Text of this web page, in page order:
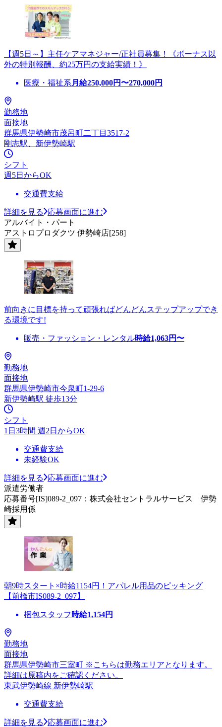
【週5日～】主任ケアマネジャー/正社員募集！《ボーナス以
外の特別報酬、約25万円の支給実績！》
医療・福祉系 月給250,000円〜270,000円
勤務地
面接地
群馬県伊勢崎市茂呂町二丁目3517-2
剛志駅、新伊勢崎駅
シフト
週5日からOK
交通費支給
詳細を見る
応募画面に進む
アルバイト・パート
アストロプロダクツ 伊勢崎店[258]
前向きに目標を持って頑張ればどんどんステップアップでき
る環境です!
販売・ファッション・レンタル時給1,063円〜
勤務地
面接地
群馬県伊勢崎市今泉町1-29-6
新伊勢崎駅 徒歩13分
シフト
1日3時間 週2日からOK
交通費支給
未経験OK
詳細を見る
応募画面に進む
派遣労働者
応募番号[IS]089-2_097：株式会社セントラルサービス 伊勢
崎採用係
朝9時スタート×時給1154円！アパレル用品のピッキング
【前橋市IS089-2_097】
梱包スタッフ 時給1,154円
勤務地
面接地
群馬県伊勢崎市三室町 ※こちらは勤務エリアとなります。
詳細は原稿内をご確認ください。
東武伊勢崎線 新伊勢崎駅
交通費支給
詳細を見る
応募画面に進む